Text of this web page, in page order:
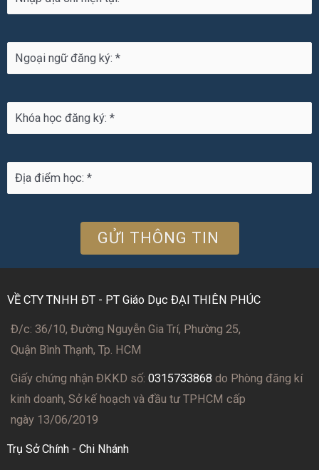
VỀ CTY TNHH ĐT - PT Giáo Dục ĐẠI THIÊN PHÚC
Đ/c: 36/10, Đường Nguyễn Gia Trí, Phường 25,
Quận Bình Thạnh, Tp. HCM
Giấy chứng nhận ĐKKD số: 0315733868 do Phòng đăng kí
kinh doanh, Sở kế hoạch và đầu tư TPHCM cấp
ngày 13/06/2019
Trụ Sở Chính - Chi Nhánh